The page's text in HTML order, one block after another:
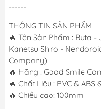
------
THÔNG TIN SẢN PHẨM
🔥 Tên Sản Phẩm : Buta
Kanetsu Shiro -
Company)
🔥 Hãng : Good Smile
🔥 Chất Liệu : PVC & ABS
🔥 Chiều cao: 100mm